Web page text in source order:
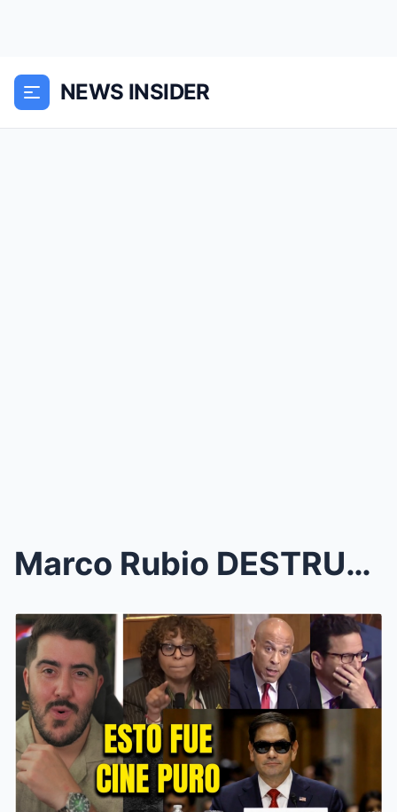
NEWS INSIDER
Marco Rubio DESTRUYE a una SALA LLENA de democrata...